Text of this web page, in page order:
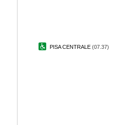
PISA CENTRALE (07.37)